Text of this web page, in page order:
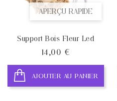
APERÇU RAPIDE
Support Bois Fleur Led
14,00 €
AJOUTER AU PANIER